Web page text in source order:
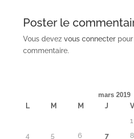
Poster le
Vous devez vous connecterpour
commentaire.
mars 2019
L M M J V
1
4
5 6 7 8